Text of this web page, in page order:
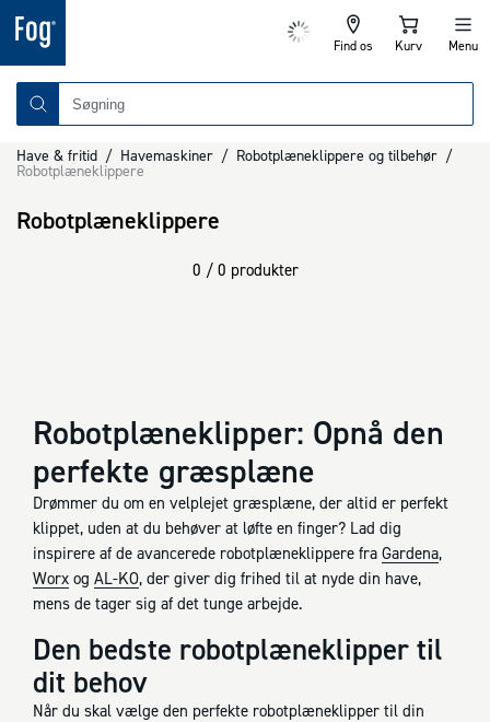
Find os Kurv Menu
Have & fritid / Havemaskiner / Robotplæneklippere og tilbehør /
Robotplæneklippere
Robotplæneklippere
0 / 0 produkter
Robotplæneklipper: Opnå den
perfekte græsplæne
Drømmer du om en velplejet græsplæne, der altid er perfekt
klippet, uden at du behøver at løfte en finger? Lad dig
inspirere af de avancerede robotplæneklippere fra Gardena,
Worx og AL-KO, der giver dig frihed til at nyde din have,
mens de tager sig af det tunge arbejde.
Den bedste robotplæneklipper til
dit behov
Når du skal vælge den perfekte robotplæneklipper til din